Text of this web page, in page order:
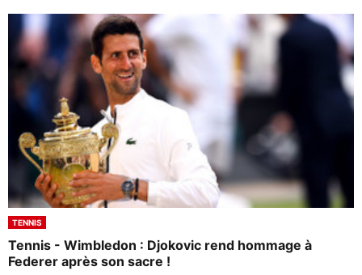
TENNIS
Tennis - Wimbledon : Djokovic rend hommage à
Federer après son sacre !